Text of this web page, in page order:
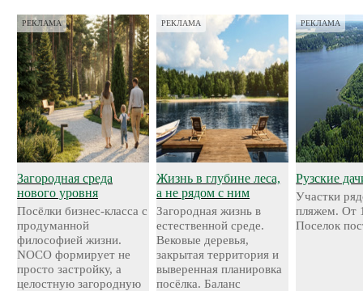
РЕКЛАМА
Загородная среда
нового уровня
Посёлки бизнес-класса с
продуманной
философией жизни.
NOCO формирует не
просто застройку, а
целостную загородную
РЕКЛАМА
Жизнь в глубине леса,
а не рядом с ним
Загородная жизнь в
естественной среде.
Вековые деревья,
закрытая территория и
выверенная планировка
посёлка. Баланс
РЕКЛАМА
Рузские
Участки
пляжем. От
Поселок